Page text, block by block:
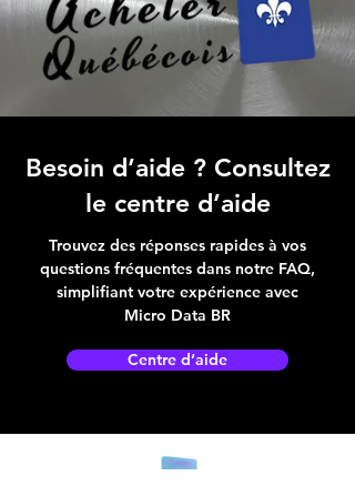
Besoin d’aide ? Consultez
le centre d’aide
Trouvez des réponses rapides à vos
questions fréquentes dans notre FAQ,
simplifiant votre expérience avec
Micro Data BR
Centre d’aide